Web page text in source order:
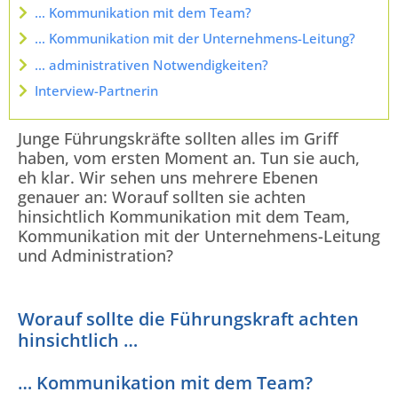
… Kommunikation mit dem Team?
… Kommunikation mit der Unternehmens-Leitung?
… administrativen Notwendigkeiten?
Interview-Partnerin
Junge Führungskräfte sollten alles im Griff
haben, vom ersten Moment an. Tun sie auch,
eh klar. Wir sehen uns mehrere Ebenen
genauer an: Worauf sollten sie achten
hinsichtlich Kommunikation mit dem Team,
Kommunikation mit der Unternehmens-Leitung
und Administration?
Worauf sollte die Führungskraft achten
hinsichtlich …
… Kommunikation mit dem Team?